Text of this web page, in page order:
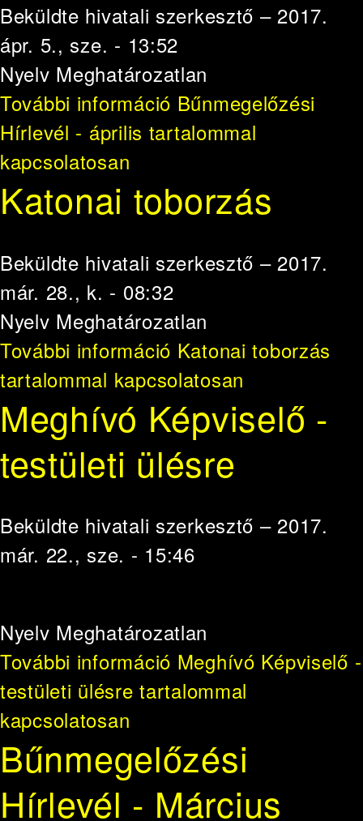
Beküldte hivatali szerkesztő – 2017.
ápr. 5., sze. - 13:52
Nyelv Meghatározatlan
További információ Bűnmegelőzési
Hírlevél - április tartalommal
kapcsolatosan
Katonai toborzás
Beküldte hivatali szerkesztő – 2017.
már. 28., k. - 08:32
Nyelv Meghatározatlan
További információ Katonai toborzás
tartalommal kapcsolatosan
Meghívó Képviselő -
testületi ülésre
Beküldte hivatali szerkesztő – 2017.
már. 22., sze. - 15:46
Nyelv Meghatározatlan
További információ Meghívó Képviselő -
testületi ülésre tartalommal
kapcsolatosan
Bűnmegelőzési
Hírlevél - Március